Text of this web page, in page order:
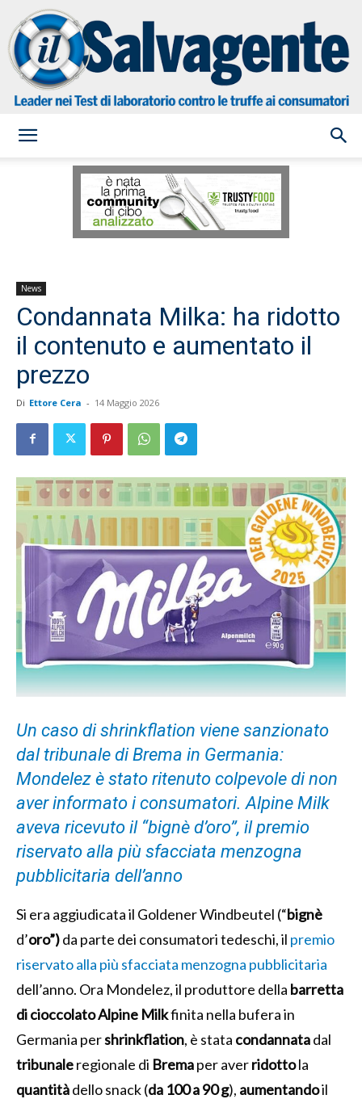
Salvagente
News
Condannata Milka: ha ridotto
il contenuto e aumentato il
prezzo
Di Ettore Cera - 14 Maggio 2026
Un caso di shrinkflation viene sanzionato
dal tribunale di Brema in Germania:
Mondelez è stato ritenuto colpevole di non
aver informato i consumatori. Alpine Milk
aveva ricevuto il “bignè d’oro”, il premio
riservato alla più sfacciata menzogna
pubblicitaria dell’anno
Si era aggiudicata il Goldener Windbeutel (“bignè
d’oro”)da parte dei consumatori tedeschi, il premio
riservato alla più sfacciata menzogna pubblicitaria
dell’anno. Ora Mondelez, il produttore della barretta
di cioccolato Alpine Milkfinita nella bufera in
Germania pershrinkflation, è stata condannatadal
tribunaleregionale di Bremaper averridottola
quantitàdello snack (da 100 a 90 g), aumentandoil